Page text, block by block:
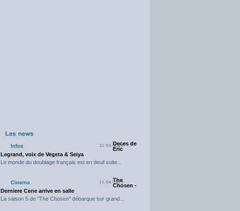
22/05/2025Deces de
Eric
Legrand, voix de Vegeta & Seiya
Le monde du doublage français est en deuil suite...
11/04/2025
The
Chosen -
Derniere Cene arrive en salle
La saison 5 de "The Chosen" débarque sur grand...